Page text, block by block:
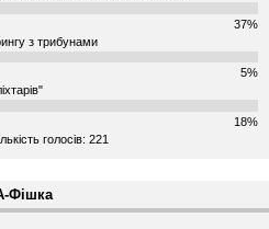
37%
з трибунами
5%
18%
голосів: 221
Фішка